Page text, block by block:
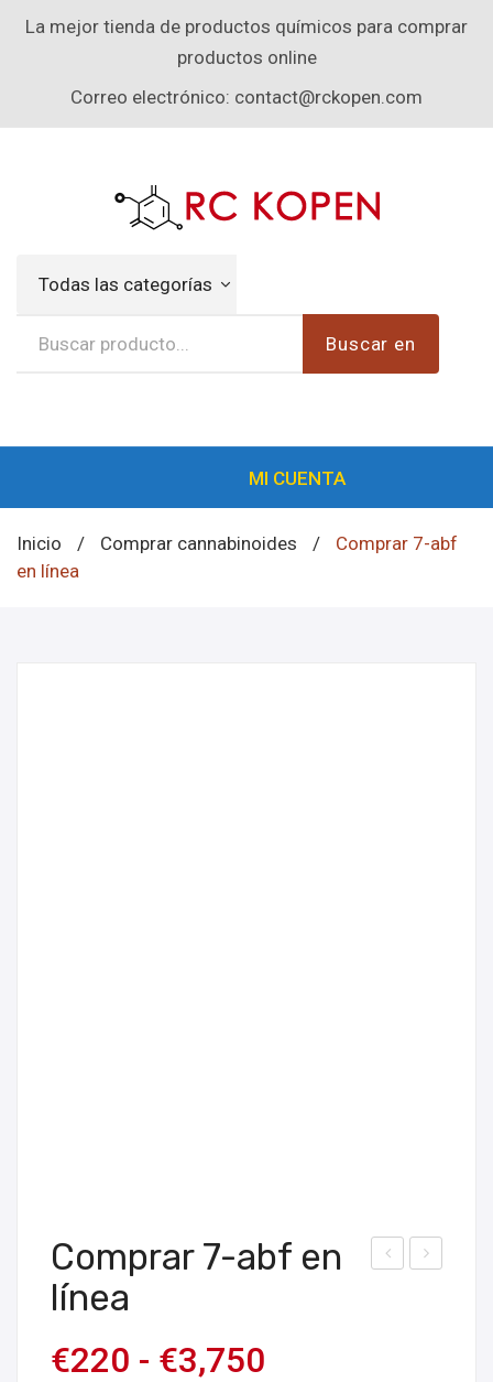
La mejor tienda de productos químicos para comprar
productos online
Correo electrónico: contact@rckopen.com
Todas las categorías
Buscar en
MI CUENTA
Inicio / Comprar cannabinoides /
Comprar 7-abf
en línea
Comprar 7-abf en
línea
€220 - €3,750